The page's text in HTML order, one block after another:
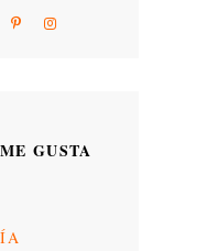
GUSTA